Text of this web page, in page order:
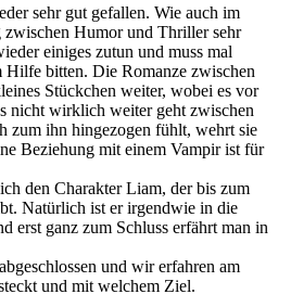
sehr gut gefallen. Wie auch im
zwischen Humor und Thriller sehr
einiges zutun und muss mal
bitten. Die Romanze zwischen
Stückchen weiter, wobei es vor
nicht wirklich weiter geht zwischen
zum ihn hingezogen fühlt, wehrt sie
Beziehung mit einem Vampir ist für
den Charakter Liam, der bis zum
Natürlich ist er irgendwie in die
erst ganz zum Schluss erfährt man in
und wir erfahren am
und mit welchem Ziel.